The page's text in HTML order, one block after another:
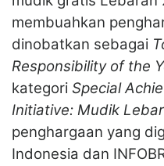
membuahkan
dinobatkan sebagai
Responsibility of the
kategori Special
Initiative: Mudik
penghargaan yang
Indonesia dan